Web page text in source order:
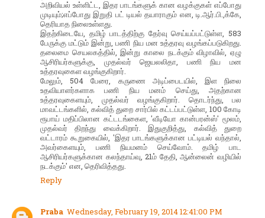
அறிவியல் உள்ளிட்ட, இதர பாடங்களுக் கான வழக்குகள் எப்போது
முடியும்;எப்போது இறுதி பட் டியல் தயாராகும் என, டி.ஆர்.பி.,க்கே,
தெரியாத நிலைஉள்ளது.
இதற்கிடையே, தமிழ் பாடத்திற்கு தேர்வு செய்யப்பட்டுள்ள, 583
பேருக்கு மட்டும் இன்று, பணி நிய மன உத்தரவு வழங்கப்படுகிறது.
தலைமை செயலகத்தில், இன்று காலை நடக்கும் விழாவில், ஏழு
ஆசிரியர்களுக்கு, முதல்வர் ஜெயலலிதா, பணி நிய மன
உத்தரவுகைள வழங்குகிறார்.
மேலும், 504 பேரை, கருணை அடிப்பைடயில், இள நிலை
உதவியாளர்களாக பணி நிய மனம் செய்து, அதற்கான
உத்தரவுகைளயும், முதல்வர் வழங்குகிறார். தொடர்ந்து, பல
மாவட்டங்களில், கல்வித் துறை சார்பில் கட்டப்பட்டுள்ள, 100 கோடி
ரூபாய் மதிப்பிலான கட்டடங்கைள, 'வீடியோ கான்பரன்ஸ்' மூலம்,
முதல்வர் திறந்து வைக்கிறார். இதுகுறித்து, கல்வித் துறை
வட்டாரம் கூறுகையில், 'இதர பாடங்களுக்கான பட்டியல் வந்தால்,
அவர்கைளயும், பணி நியமனம் செய்வோம். தமிழ் பாட
ஆசிரியர்களுக்கான கலந்தாய்வு, 21ம் தேதி, ஆன்லைன் வழியில்
நடக்கும்' என, தெரிவித்தது.
Reply
Praba Wednesday, February 19, 2014 12:41:00 PM